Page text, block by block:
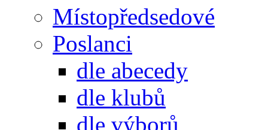
Místopředsedové
Poslanci
dle abecedy
dle klubů
dle výborů